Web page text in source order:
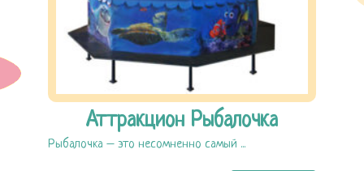
Аттракцион Рыбалочка
Рыбалочка – это несомненно самый ...